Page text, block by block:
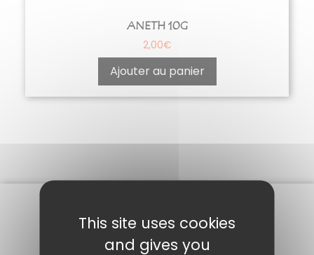
ANETH 10G
2,00€
Ajouter au panier
This site uses cookies
and gives you